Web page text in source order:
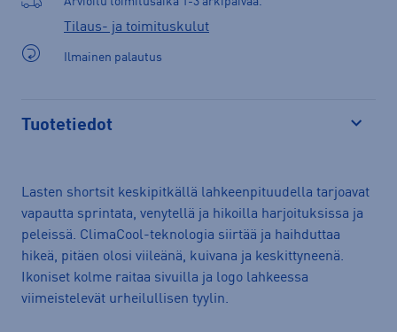
Tilaus- ja toimituskulut
Ilmainen palautus
Tuotetiedot
Lasten shortsit keskipitkällä lahkeenpituudella tarjoavat
vapautta sprintata, venytellä ja hikoilla harjoituksissa ja
peleissä. ClimaCool-teknologia siirtää ja haihduttaa
hikeä, pitäen olosi viileänä, kuivana ja keskittyneenä.
Ikoniset kolme raitaa sivuilla ja logo lahkeessa
viimeistelevät urheilullisen tyylin.